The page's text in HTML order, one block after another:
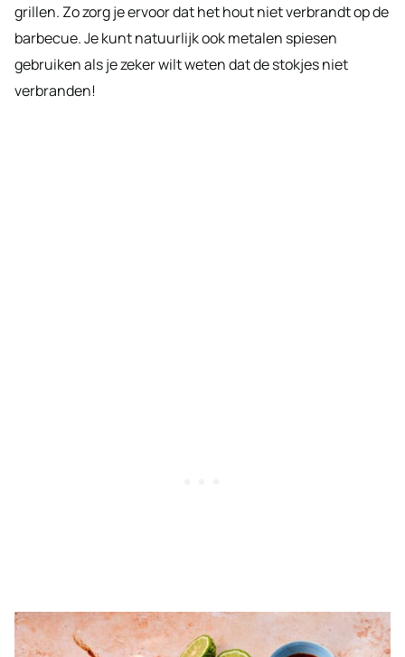
grillen. Zo zorg je ervoor dat het hout niet verbrandt op de
barbecue. Je kunt natuurlijk ook metalen spiesen
gebruiken als je zeker wilt weten dat de stokjes niet
verbranden!